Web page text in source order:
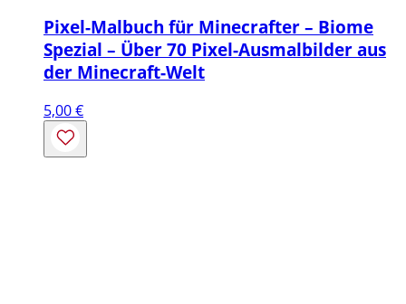
Pixel-Malbuch für Minecrafter – Biome
Spezial – Über 70 Pixel-Ausmalbilder aus
der Minecraft-Welt
5,00€